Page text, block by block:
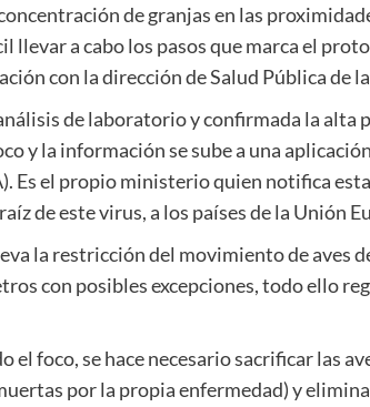
de granjas en las
llevar a cabo los pasos que marca el
con la dirección de Salud Pública de
de laboratorio y confirmada la alta
y la información se sube a una
Es el propio ministerio quien notifica
de este virus, a los países de la Unión
la restricción del movimiento de aves
con posibles excepciones, todo ello
el foco, se hace necesario sacrificar las
por la propia enfermedad) y